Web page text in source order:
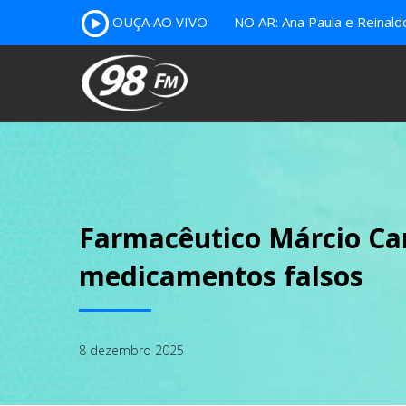
OUÇA AO VIVO NO AR: Ana Paula e
Farmacêutico Márcio
medicamentos falsos
8 dezembro 2025